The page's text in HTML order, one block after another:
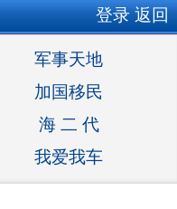
登录 返回
军事天地
加国移民
海 二 代
我爱我车